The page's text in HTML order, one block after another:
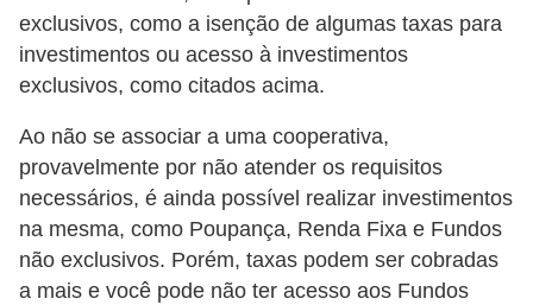
exclusivos, como a isenção de algumas taxas para
investimentos ou acesso à investimentos
exclusivos, como citados acima.
Ao não se associar a uma cooperativa,
provavelmente por não atender os requisitos
necessários, é ainda possível realizar investimentos
na mesma, como Poupança, Renda Fixa e Fundos
não exclusivos. Porém, taxas podem ser cobradas
a mais e você pode não ter acesso aos Fundos
d
e
e
c
m
p